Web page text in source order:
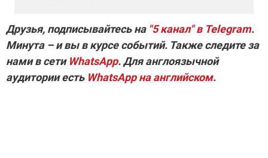
Друзья, подписывайтесь на "5 канал" в Telegram.
Минута – и вы в курсе событий. Также следите за
нами в сети WhatsApp. Для англоязычной
аудитории есть WhatsApp на английском.